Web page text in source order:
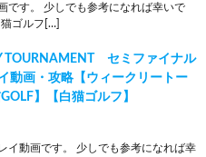
です。 少しでも参考になれば幸いで
ゴルフ[…]
セミファイナル
画・攻略【ウィークリートー
】【白猫ゴルフ】
イ動画です。 少しでも参考になれば幸